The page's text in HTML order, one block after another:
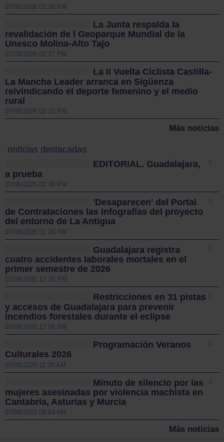
07/08/2026 02:30 PM
La Junta respalda la
revalidación de l Geoparque Mundial de la
Unesco Molina-Alto Tajo
07/08/2026 02:17 PM
La II Vuelta Ciclista Castilla-
La Mancha Leader arranca en Sigüenza
reivindicando el deporte femenino y el medio
rural
07/08/2026 02:10 PM
Más noticias
noticias destacadas
EDITORIAL. Guadalajara,
a prueba
07/08/2026 02:08 PM
'Desaparecen' del Portal
de Contrataciones las infografías del proyecto
del entorno de La Antigua
07/08/2026 01:29 PM
Guadalajara registra
cuatro accidentes laborales mortales en el
primer semestre de 2026
07/08/2026 12:35 PM
Restricciones en 31 pistas
y accesos de Guadalajara para prevenir
incendios forestales durante el eclipse
07/08/2026 12:08 PM
Programación Veranos
Culturales 2026
07/08/2026 11:30 AM
Minuto de silencio por las
mujeres asesinadas por violencia machista en
Cantabria, Asturias y Murcia
07/08/2026 09:54 AM
Más noticias